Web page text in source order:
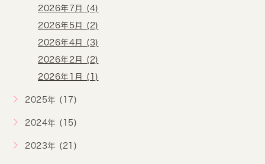
2026年7月 (4)
2026年5月 (2)
2026年4月 (3)
2026年2月 (2)
2026年1月 (1)
2025年 (17)
2024年 (15)
2023年 (21)